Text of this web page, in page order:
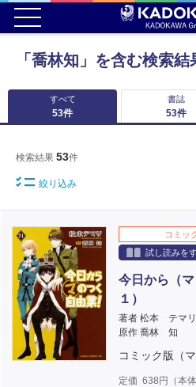
「喬林知」を含む検索結
すべて
53件
書誌
53件
検索結果 53件
絞り込み
コミッ
試し読みを
今日から（
１）
著者 松本 テマリ
原作 喬林 知
コミック版（
定価 638 円（本体